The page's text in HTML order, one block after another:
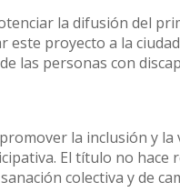
la difusión del
este proyecto a la
las personas con
la inclusión y la
El título no hace
colectiva y de